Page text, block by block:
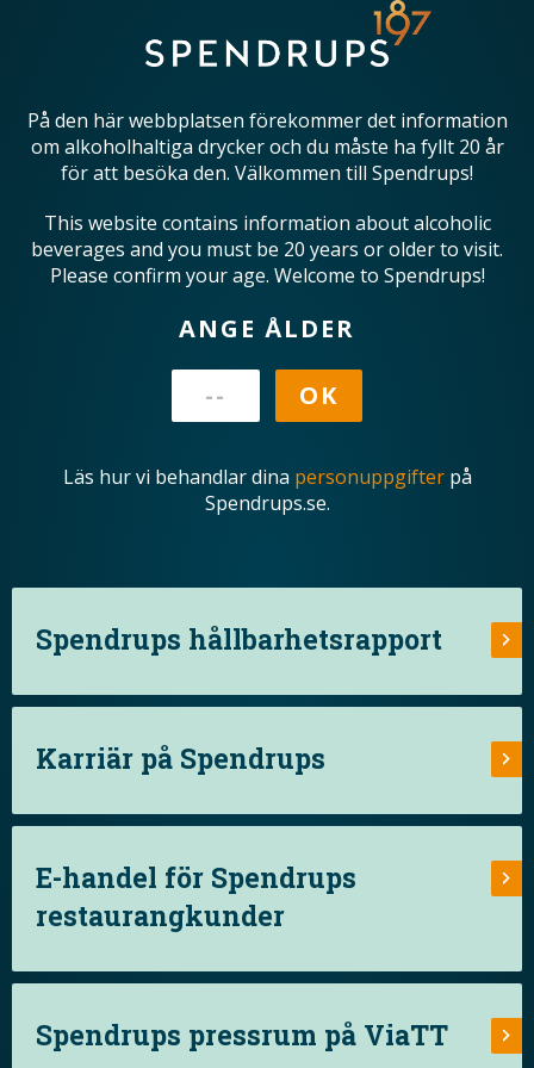
På den här webbplatsen förekommer det information
om alkoholhaltiga drycker och du måste ha fyllt 20 år
för att besöka den. Välkommen till Spendrups!
This website contains information about alcoholic
beverages and you must be 20 years or older to visit.
Please confirm your age. Welcome to Spendrups!
ANGE ÅLDER
Läs hur vi behandlar dina personuppgifterpå
Spendrups.se.
Spendrups hållbarhetsrapport
Karriär på Spendrups
E-handel för Spendrups
restaurangkunder
Spendrups pressrum på ViaTT